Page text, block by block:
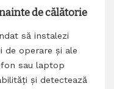
de călătorie
să instalezi
de operare și ale
sau laptop
și detectează